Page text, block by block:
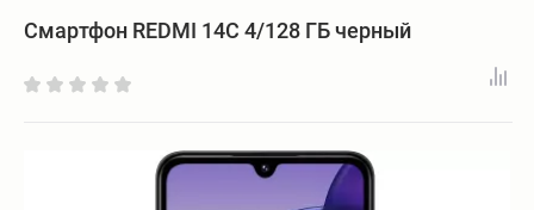
Смартфон REDMI 14C 4/128 ГБ черный